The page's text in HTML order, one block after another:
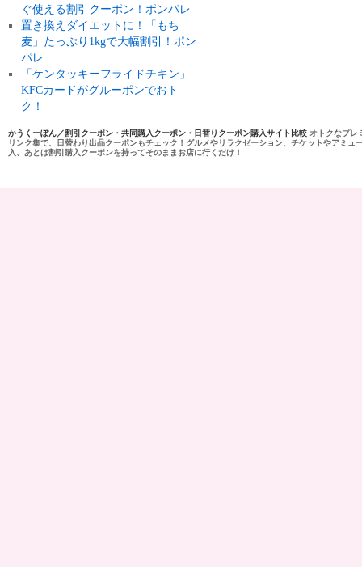
ぐ使える割引クーポン！ポンパレ
置き換えダイエットに！「もち
麦」たっぷり1kgで大幅割引！ポン
パレ
「ケンタッキーフライドチキン」
KFCカードがグルーポンでおト
ク！
かうくーぽん／割引クーポン・共同購入クーポン・日替りクーポン購入サイト比較 オトクなプレ
リンク集で、日替わり出品クーポンもチェック！グルメやリラクゼーション、チケットやアミ
入、あとは割引購入クーポンを持ってそのままお店に行くだけ！